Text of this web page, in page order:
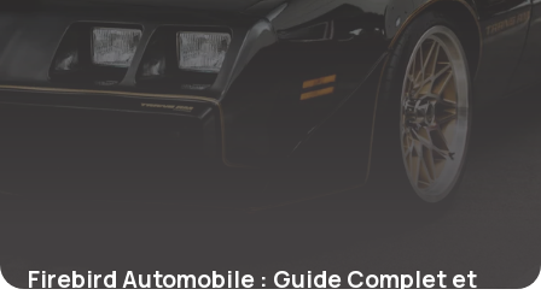
Firebird Automobile : Guide Complet et